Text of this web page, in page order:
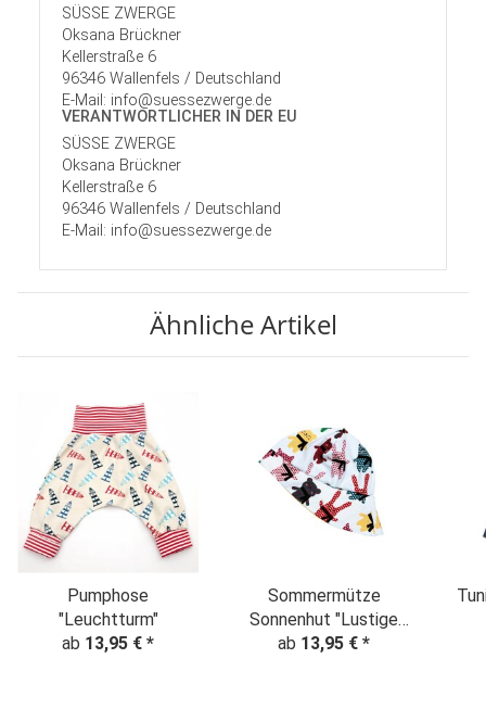
SÜSSE ZWERGE
Oksana Brückner
Kellerstraße 6
96346 Wallenfels / Deutschland
E-Mail: info@suessezwerge.de
VERANTWORT­LICHER IN DER EU
SÜSSE ZWERGE
Oksana Brückner
Kellerstraße 6
96346 Wallenfels / Deutschland
E-Mail: info@suessezwerge.de
Ähnliche Artikel
Pumphose
"Leuchtturm"
ab 13,95 € *
Sommermütze
Sonnenhut "Lustige
Kuscheltiere"
ab 13,95 € *